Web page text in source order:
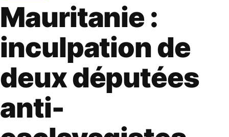
Mauritanie :
inculpation de
deux députées
anti-